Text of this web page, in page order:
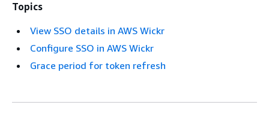
Topics
View SSO details in AWS Wickr
Configure SSO in AWS Wickr
Grace period for token refresh